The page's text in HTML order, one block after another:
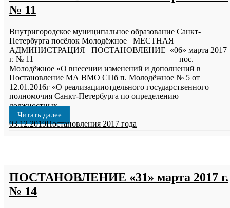
№ 11
Внутригородское муниципальное образование Санкт-
Петербурга посёлок Молодёжное МЕСТНАЯ
АДМИНИСТРАЦИЯ ПОСТАНОВЛЕНИЕ «06» марта 2017
г. № 11 пос.
Молодёжное «О внесении изменений и дополнений в
Постановление МА ВМО СПб п. Молодёжное № 5 от
12.01.2016г «О реализацииотдельного государственного
полномочия Санкт-Петербурга по определению
должностных…
Читать далее
03.12.2019Постановления 2017 года
ПОСТАНОВЛЕНИЕ «31» марта 2017 г.
№ 14